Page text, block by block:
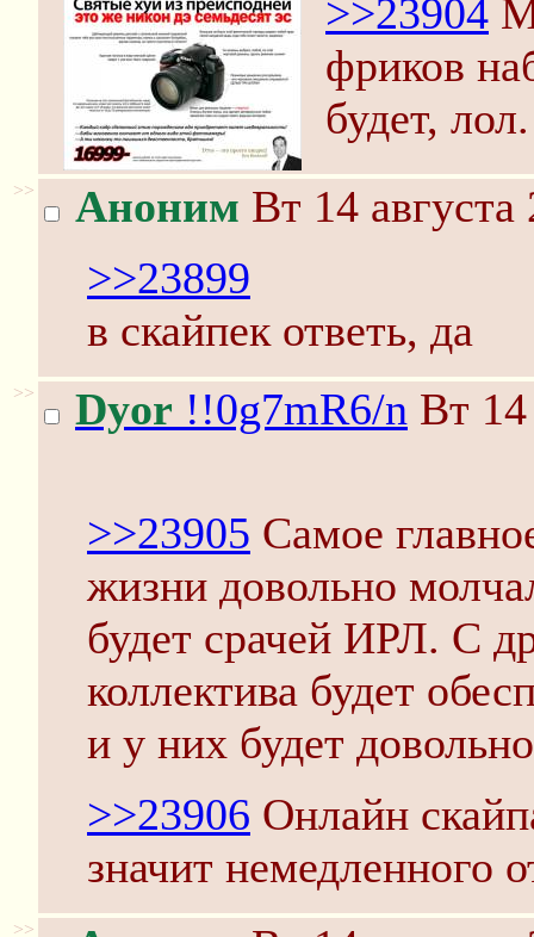
>>23904
фриков
будет, лол.
>> Аноним Вт 14
>>23899
в скайпек ответь, да
>> Dyor !!0g7mR6/n Вт
>>23905 Самое
жизни довольно
будет срачей ИРЛ. С
коллектива будет
и у них будет
>>23906 Онлайн
значит немедленного
>>